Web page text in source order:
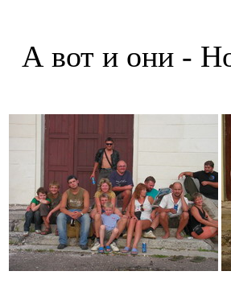
А вот и они -